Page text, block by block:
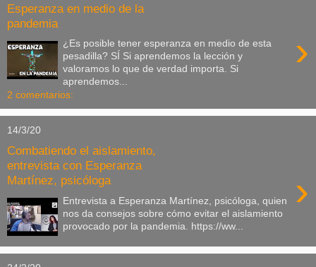
Esperanza en medio de la
pandemia
›
¿Es posible tener esperanza en medio de esta
pesadilla? SÍ Si aprendemos la lección y
valoramos lo que de verdad importa. Si
aprendemos...
2 comentarios:
14/3/20
Combatiendo el aislamiento,
entrevista con Esperanza
Martínez, psicóloga
›
Entrevista a Esperanza Martínez, psicóloga, quien
nos da consejos sobre cómo evitar el aislamiento
provocado por la pandemia. https://ww...